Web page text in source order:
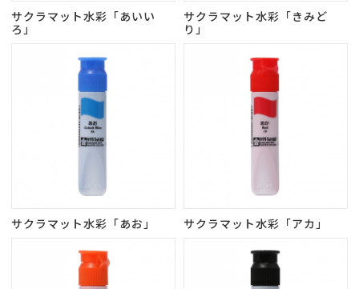
サクラマット水彩「あいい
ろ」
サクラマット水彩「きみど
り」
サクラマット水彩「あお」 サクラマット水彩「アカ」